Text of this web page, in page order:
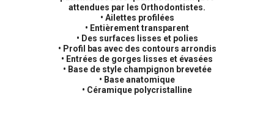
attendues par les Orthodontistes.
• Ailettes profilées
• Entièrement transparent
• Des surfaces lisses et polies
• Profil bas avec des contours arrondis
• Entrées de gorges lisses et évasées
• Base de style champignon brevetée
• Base anatomique
• Céramique polycristalline